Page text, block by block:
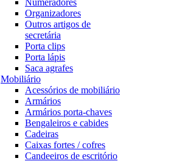
Numeradores
Organizadores
Outros artigos de
secretária
Porta clips
Porta lápis
Saca agrafes
Mobiliário
Acessórios de mobiliário
Armários
Armários porta-chaves
Bengaleiros e cabides
Cadeiras
Caixas fortes / cofres
Candeeiros de escritório